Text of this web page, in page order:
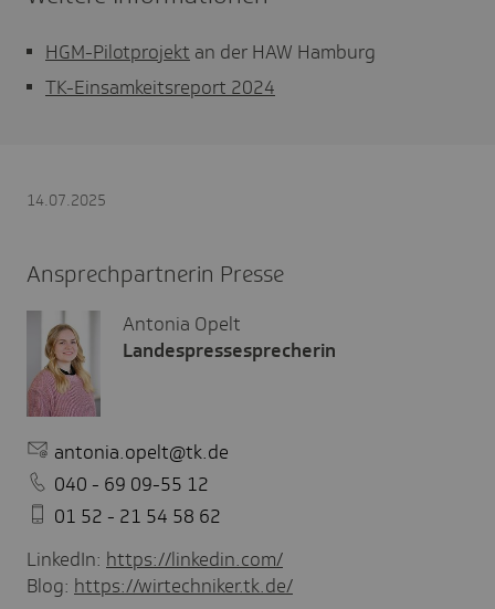
HGM-Pilotprojekt an der HAW Hamburg
TK-Einsamkeitsreport 2024
14.07.2025
Ansprechpartnerin Presse
Antonia Opelt
Landespressesprecherin
antonia.opelt@tk.de
040 - 69 09-55 12
01 52 - 21 54 58 62
LinkedIn: https://linkedin.com/
Blog: https://wirtechniker.tk.de/